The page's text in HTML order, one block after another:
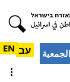
עב EN